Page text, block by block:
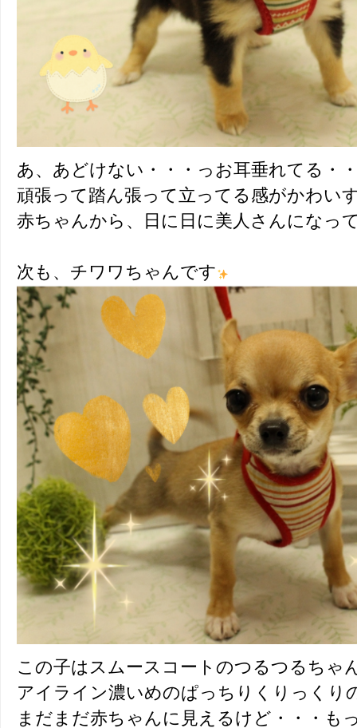
あ、あどけない・・・っお耳垂れてる・
頑張って踏ん張って立ってる感がかわい
赤ちゃんから、日に日に美人さんになっ
次も、チワワちゃんです
この子はスムースコートのつるつるちゃ
アイライン濃いめのぱっちりくりっく
まだまだ赤ちゃんに見えるけど・・・も